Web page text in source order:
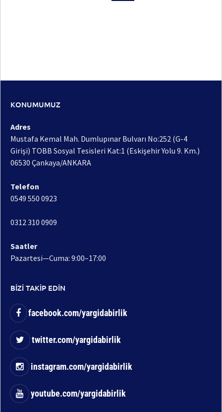
KONUMUMUZ
Adres
Mustafa Kemal Mah. Dumlupınar Bulvarı No:252 (G-4
Girişi) TOBB Sosyal Tesisleri Kat:1 (Eskişehir Yolu 9. Km.)
06530 Çankaya/ANKARA
Telefon
0549 550 0923
0312 310 0909
Saatler
Pazartesi—Cuma: 9:00–17:00
BİZİ TAKİP EDİN
facebook.com/yargidabirlik
twitter.com/yargidabirlik
instagram.com/yargidabirlik
youtube.com/yargidabirlik